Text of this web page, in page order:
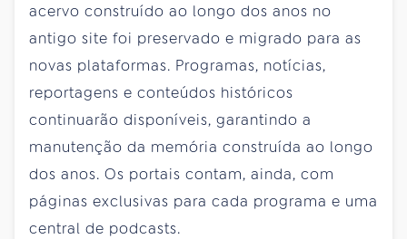
acervo construído ao longo dos anos no
antigo site foi preservado e migrado para as
novas plataformas. Programas, notícias,
reportagens e conteúdos históricos
continuarão disponíveis, garantindo a
manutenção da memória construída ao longo
dos anos. Os portais contam, ainda, com
páginas exclusivas para cada programa e uma
central de podcasts.